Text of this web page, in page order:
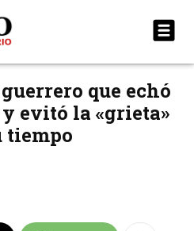
que echó
evitó la «grieta»
tiempo